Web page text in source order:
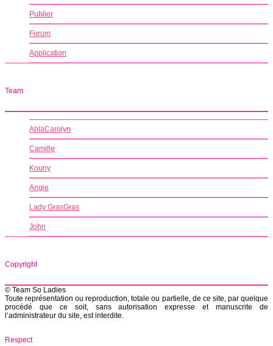
Publier
Forum
Application
Team
AblaCarolyn
Camille
Kouny
Angie
Lady GrasGras
John
Copyright
© Team So Ladies
Toute représentation ou reproduction, totale ou partielle, de ce site, par quelque
procédé que ce soit, sans autorisation expresse et manuscrite de
l’administrateur du site, est interdite.
Respect